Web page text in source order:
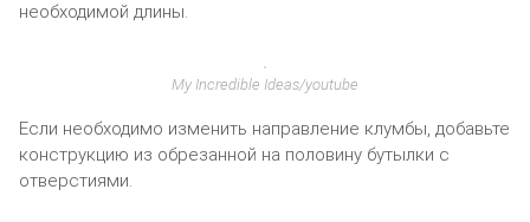
необходимой длины.
My Incredible Ideas/youtube
Если необходимо изменить направление клумбы, добавьте
конструкцию из обрезанной на половину бутылки с
отверстиями.